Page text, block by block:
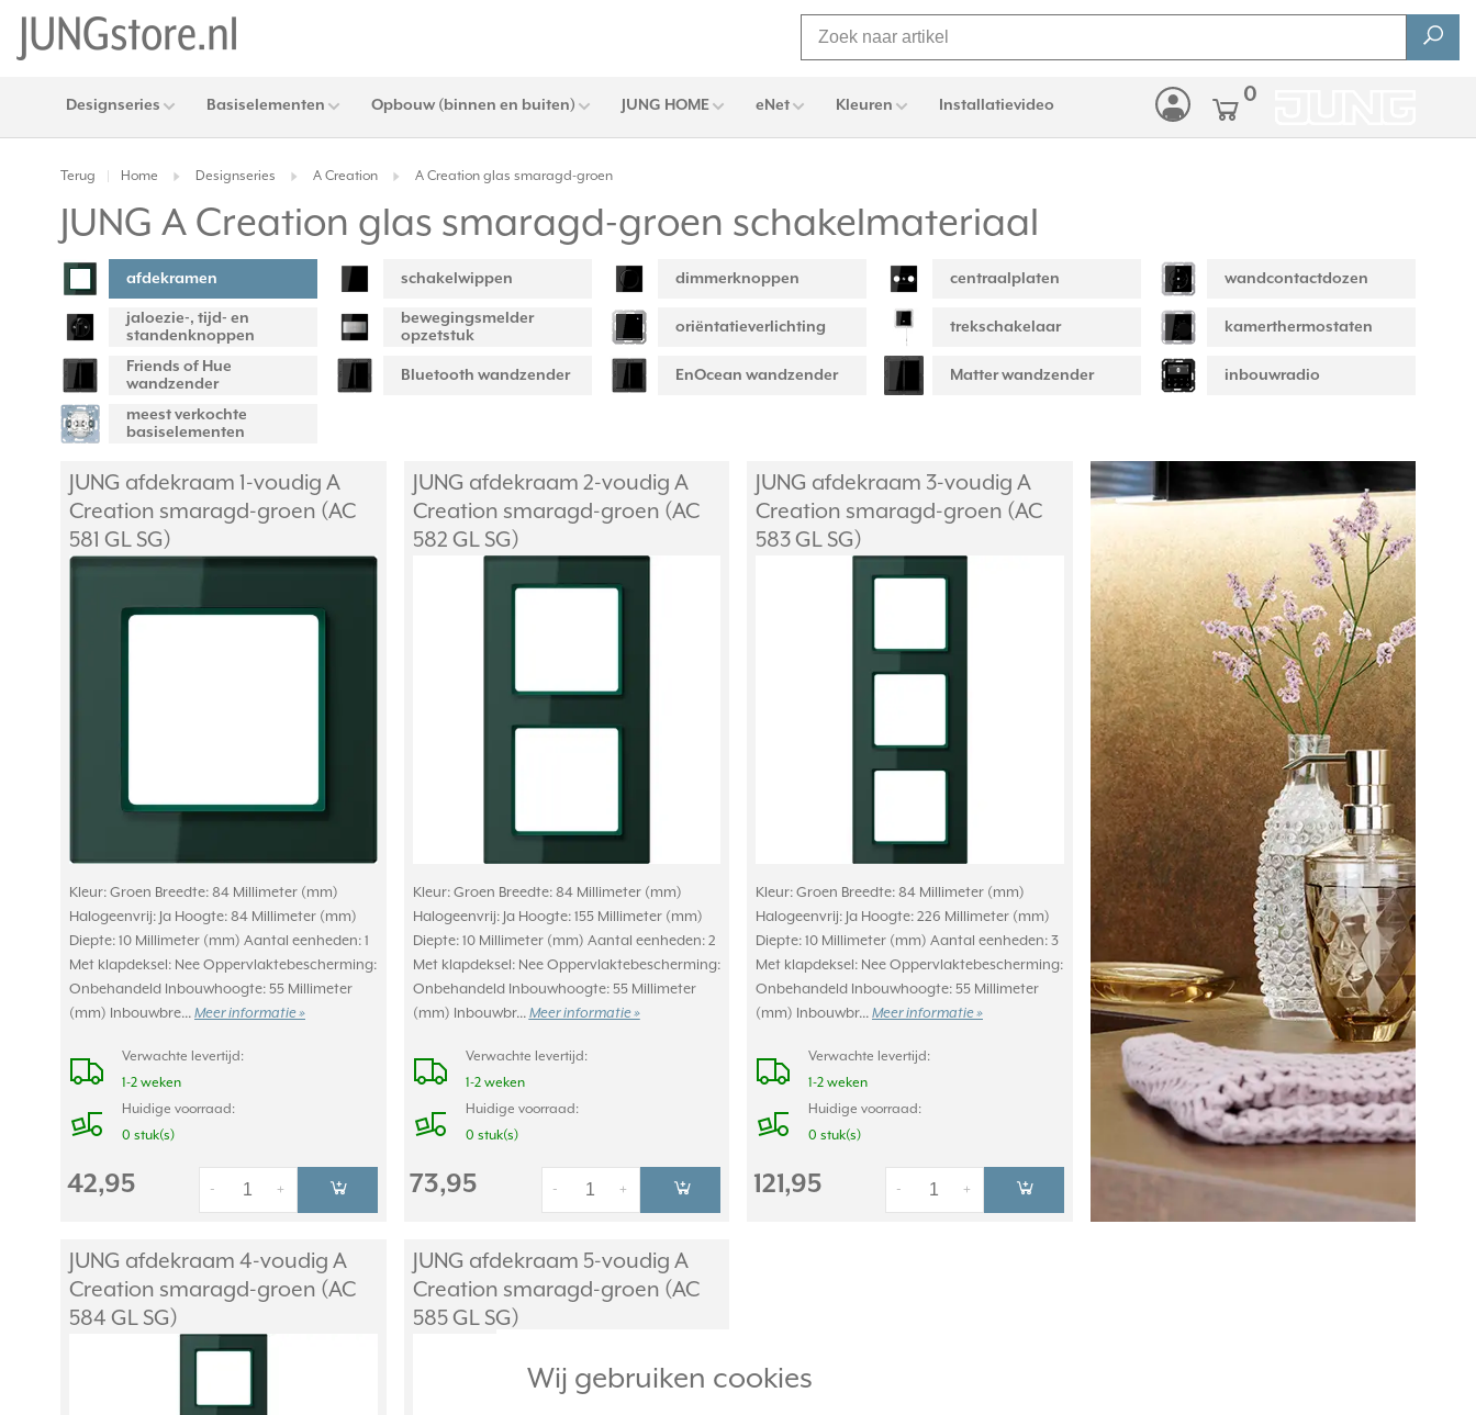
Wij gebruiken cookies
Designseries Basiselementen Opbouw (binnen en buiten) JUNG HOME eNet Kleuren Installatievideo 0
Terug Home Designseries A Creation A Creation glas smaragd-groen
JUNG A Creation glas smaragd-groen schakelmateriaal
afdekramen schakelwippen dimmerknoppen centraalplaten wandcontactdozen
jaloezie-, tijd- en
standenknoppen
bewegingsmelder
opzetstuk
oriëntatieverlichting trekschakelaar kamerthermostaten
Friends of Hue
wandzender
Bluetooth wandzender EnOcean wandzender Matter wandzender inbouwradio
meest verkochte
basiselementen
JUNG afdekraam 1-voudig A
Creation smaragd-groen (AC
581 GL SG)
Kleur: Groen Breedte: 84 Millimeter (mm)
Halogeenvrij: Ja Hoogte: 84 Millimeter (mm)
Diepte: 10 Millimeter (mm) Aantal eenheden: 1
Met klapdeksel: Nee Oppervlaktebescherming:
Onbehandeld Inbouwhoogte: 55 Millimeter
(mm) Inbouwbre... Meer informatie »
Verwachte levertijd:
1-2 weken
Huidige voorraad:
0 stuk(s)
42,95 +
-
JUNG afdekraam 2-voudig A
Creation smaragd-groen (AC
582 GL SG)
Kleur: Groen Breedte: 84 Millimeter (mm)
Halogeenvrij: Ja Hoogte: 155 Millimeter (mm)
Diepte: 10 Millimeter (mm) Aantal eenheden: 2
Met klapdeksel: Nee Oppervlaktebescherming:
Onbehandeld Inbouwhoogte: 55 Millimeter
(mm) Inbouwbr... Meer informatie »
Verwachte levertijd:
1-2 weken
Huidige voorraad:
0 stuk(s)
73,95 +
-
JUNG afdekraam 3-voudig A
Creation smaragd-groen (AC
583 GL SG)
Kleur: Groen Breedte: 84 Millimeter (mm)
Halogeenvrij: Ja Hoogte: 226 Millimeter (mm)
Diepte: 10 Millimeter (mm) Aantal eenheden: 3
Met klapdeksel: Nee Oppervlaktebescherming:
Onbehandeld Inbouwhoogte: 55 Millimeter
(mm) Inbouwbr... Meer informatie »
Verwachte levertijd:
1-2 weken
Huidige voorraad:
0 stuk(s)
121,95 +
-
JUNG afdekraam 4-voudig A
Creation smaragd-groen (AC
584 GL SG)
JUNG afdekraam 5-voudig A
Creation smaragd-groen (AC
585 GL SG)